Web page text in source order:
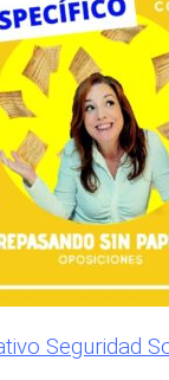
Seguridad